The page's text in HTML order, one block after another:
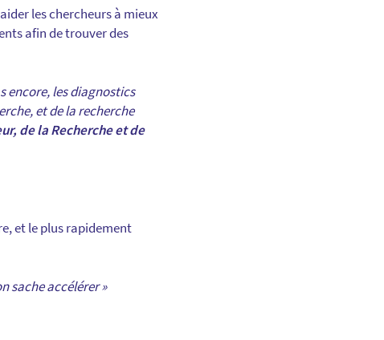
les chercheurs à mieux
afin de trouver des
encore, les diagnostics
et de la recherche
de la Recherche et de
et le plus rapidement
sache accélérer »